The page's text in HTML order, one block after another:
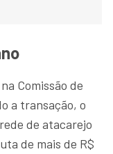
Comissão de
a transação, o
de atacarejo
de mais de R$